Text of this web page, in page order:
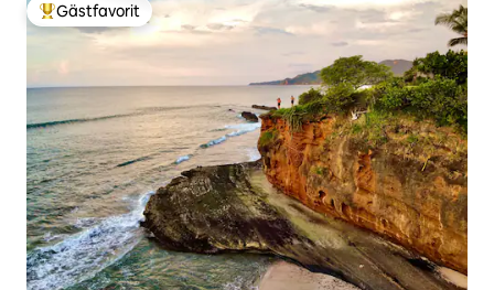
Populär gästfavorit
Gästfavorit